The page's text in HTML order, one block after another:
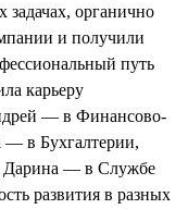
задачах, органично
и получили
путь
карьеру
— в Финансово-
— в Бухгалтерии,
Дарина — в Службе
развития в разных